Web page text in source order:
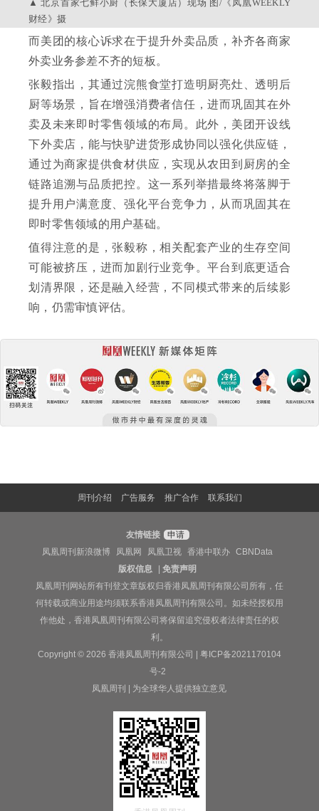
北京首家七鲜小厨（长保大厦店）现场 图/《凤凰WEEKLY
财经》摄
而美团的核心诉求在于提升外卖品质，补齐各商家
外卖业务参差不齐的短板。
张毅指出，其通过浣熊食堂打造明厨亮灶、透明后
厨等场景，旨在增强消费者信任，进而巩固其在外
卖及未来即时零售领域的布局。此外，美团开设线
下外卖店，能与快驴进货形成协同以强化供应链，
通过为商家提供食材供应，实现从农田到厨房的全
链路追溯与品质把控。这一系列举措最终将落脚于
提升用户满意度、强化平台竞争力，从而巩固其在
即时零售领域的用户基础。
值得注意的是，张毅称，相关配套产业的生存空间
可能被挤压，进而加剧行业竞争。平台到底更适合
划清界限，还是融入经营，不同模式带来的后续影
响，仍需审慎评估。
周刊介绍 广告服务 推广合作 联系我们
友情链接 申请
凤凰周刊新浪微博
凤凰网 凤凰卫视 香港中联办
CBNData
版权信息
|免责声明
凤凰周刊网站所有刊登文章版权归香港凤凰周刊有限公司所有，任
何转载或商业用途均须联系香港凤凰周刊有限公司。如未经授权用
作他处，香港凤凰周刊有限公司将保留追究侵权者法律责任的权
利。
Copyright © 2026 香港凤凰周刊有限公司 | 粤ICP备2021170104
号-2
凤凰周刊 | 为全球华人提供独立意见